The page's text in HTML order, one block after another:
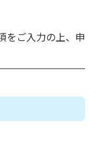
をご入力の上、申